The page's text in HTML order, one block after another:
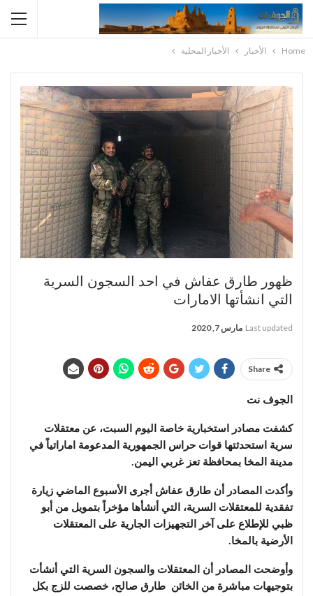
Home الأخبار الأخبار المحلية
ظهور طارق عفاش في احد السجون السرية
التي انشأتها الامارات
Last updated مارس 7, 2020
Share
الجوف نت
كشفت مصادر استخبارية خاصة اليوم السبت، عن معتقلات
سرية استحدثتها قوات حراس الجمهورية المدعومة اماراتياً في
مدينة المخا بمحافظة تعز غربي اليمن.
وأكدت المصادر أن طارق عفاش أجرى الأسبوع الماضي زيارة
تفقدية للمعتقلات السرية، التي أنشأها مؤخراً بتمويل من أبو
ظبي للإطلاع على آخر التجهيزات الجارية على المعتقلات
الأرضية بالمخا.
وأوضحت المصادر أن المعتقلات والسجون السرية التي أنشأت
بتوجيهات مباشرة من الخائن طارق صالح، خصصت للزج بكل